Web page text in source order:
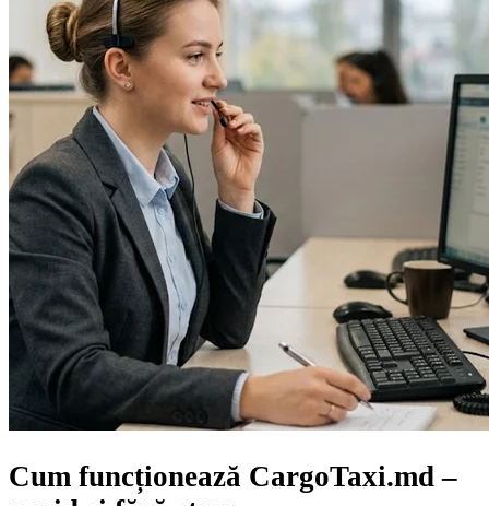
Cum funcționează CargoTaxi.md –